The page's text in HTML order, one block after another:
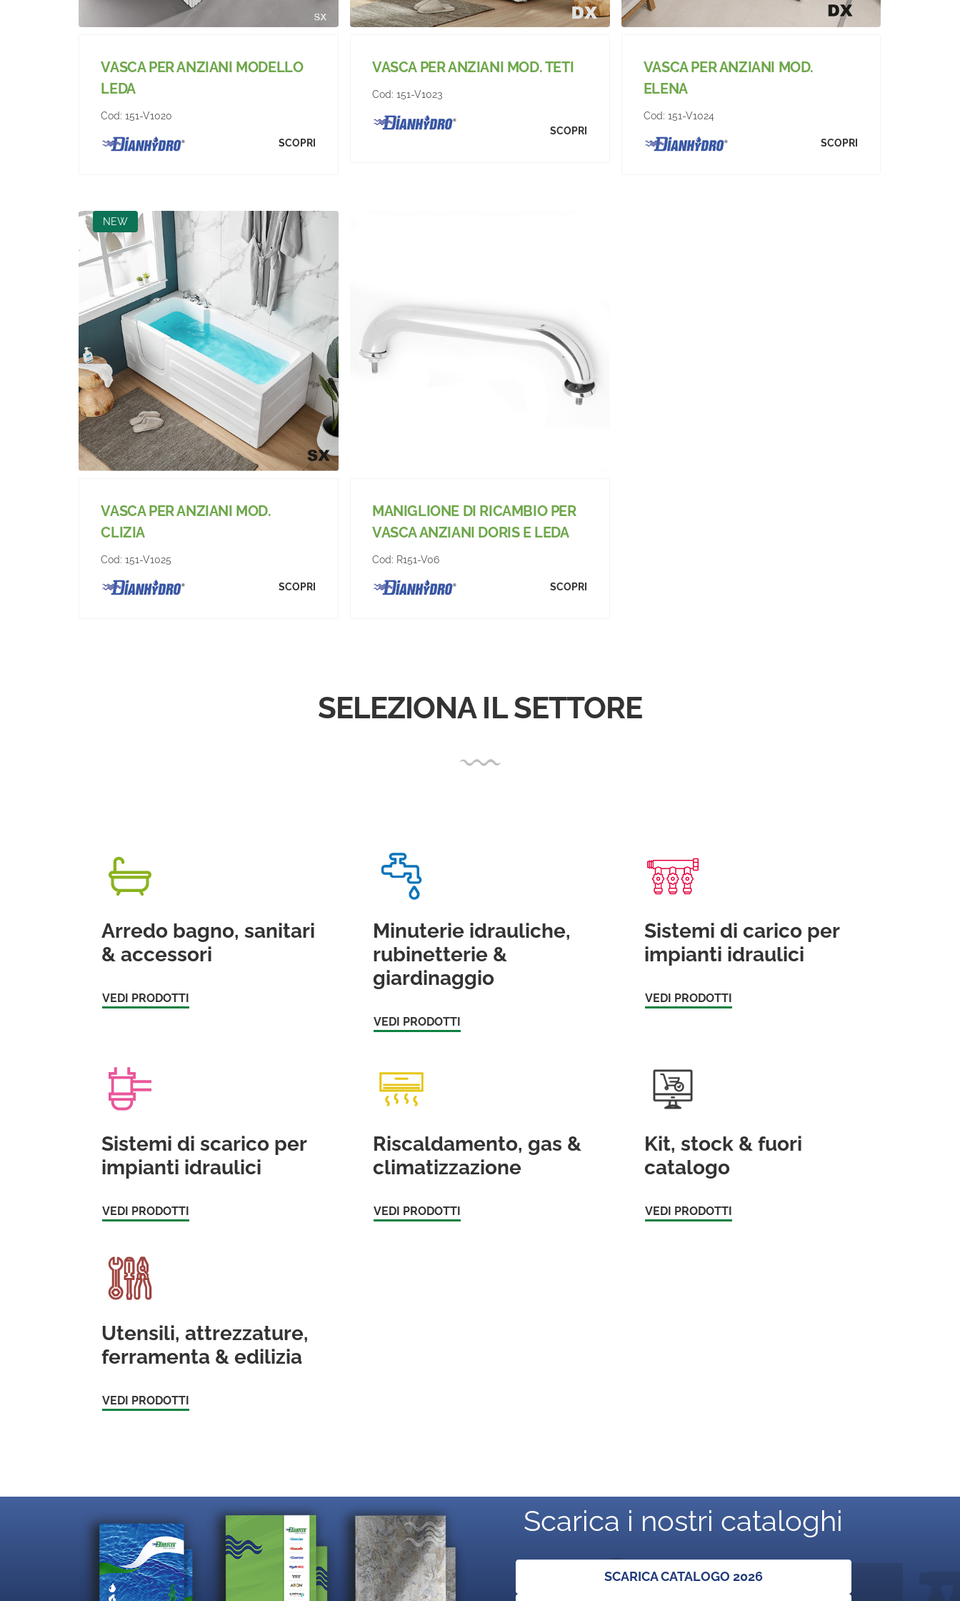
VASCA PER ANZIANI MODELLO
LEDA
Cod:151-V1020
SCOPRI
VASCA PER ANZIANI MOD. TETI
Cod:151-V1023
SCOPRI
VASCA PER ANZIANI MOD.
ELENA
Cod: 151-V1024
SCOPRI
NEW
VASCA PER ANZIANI MOD.
CLIZIA
Cod:151-V1025
SCOPRI
MANIGLIONE DI RICAMBIO PER
VASCA ANZIANI DORIS E LEDA
Cod: R151-V06
SCOPRI
SELEZIONA IL SETTORE
Arredo bagno, sanitari
& accessori
VEDI PRODOTTI
Minuterie idrauliche,
rubinetterie &
giardinaggio
VEDI PRODOTTI
Sistemi di carico per
impianti idraulici
VEDI PRODOTTI
Sistemi di scarico per
impianti idraulici
VEDI PRODOTTI
Riscaldamento, gas &
climatizzazione
VEDI PRODOTTI
Kit, stock & fuori
catalogo
VEDI PRODOTTI
Utensili, attrezzature,
ferramenta & edilizia
VEDI PRODOTTI
Scarica i nostri cataloghi
SCARICA CATALOGO 2026